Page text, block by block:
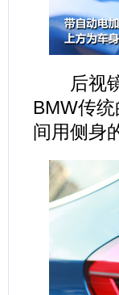
后视镜
BMW传
间用侧身